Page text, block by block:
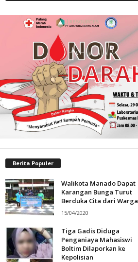
Berita Populer
Walikota Manado Dapat
Karangan Bunga Turut
Berduka Cita dari Warga
15/04/2020
Tiga Gadis Diduga
Penganiaya Mahasiswi
Boltim Dilaporkan ke
Kepolisian